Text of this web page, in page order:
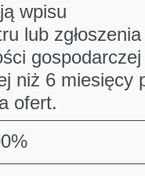
wpisu
lub
niż 6 miesięcy
ofert.